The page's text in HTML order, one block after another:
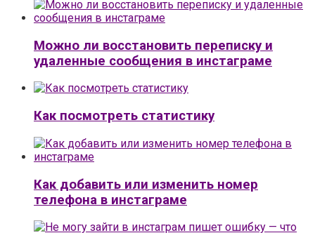
Можно ли восстановить переписку и
удаленные сообщения в инстаграме
Как посмотреть статистику
Как добавить или изменить номер
телефона в инстаграме